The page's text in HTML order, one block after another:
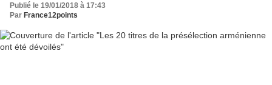
Publié le 19/01/2018 à 17:43
Par France12points